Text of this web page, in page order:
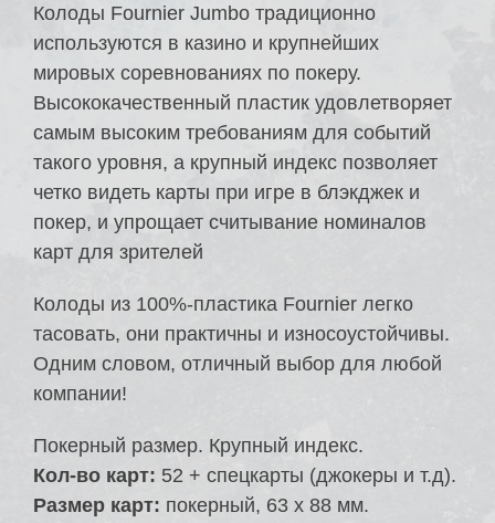
Колоды Fournier Jumbo традиционно
используются в казино и крупнейших
мировых соревнованиях по покеру.
Высококачественный пластик удовлетворяет
самым высоким требованиям для событий
такого уровня, а крупный индекс позволяет
четко видеть карты при игре в блэкджек и
покер, и упрощает считывание номиналов
карт для зрителей
Колоды из 100%-пластика Fournier легко
тасовать, они практичны и износоустойчивы.
Одним словом, отличный выбор для любой
компании!
Покерный размер. Крупный индекс.
Кол-во карт: 52 + спецкарты (джокеры и т.д).
Размер карт: покерный, 63 х 88 мм.